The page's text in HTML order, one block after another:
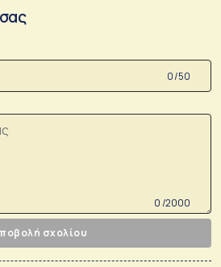
0 /50
0 /2000
σχολίου